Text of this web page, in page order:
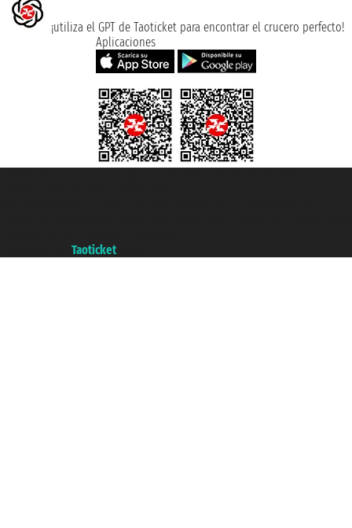
¡utiliza el GPT de Taoticket para encontrar el crucero perfecto!
Aplicaciones
Taoticket